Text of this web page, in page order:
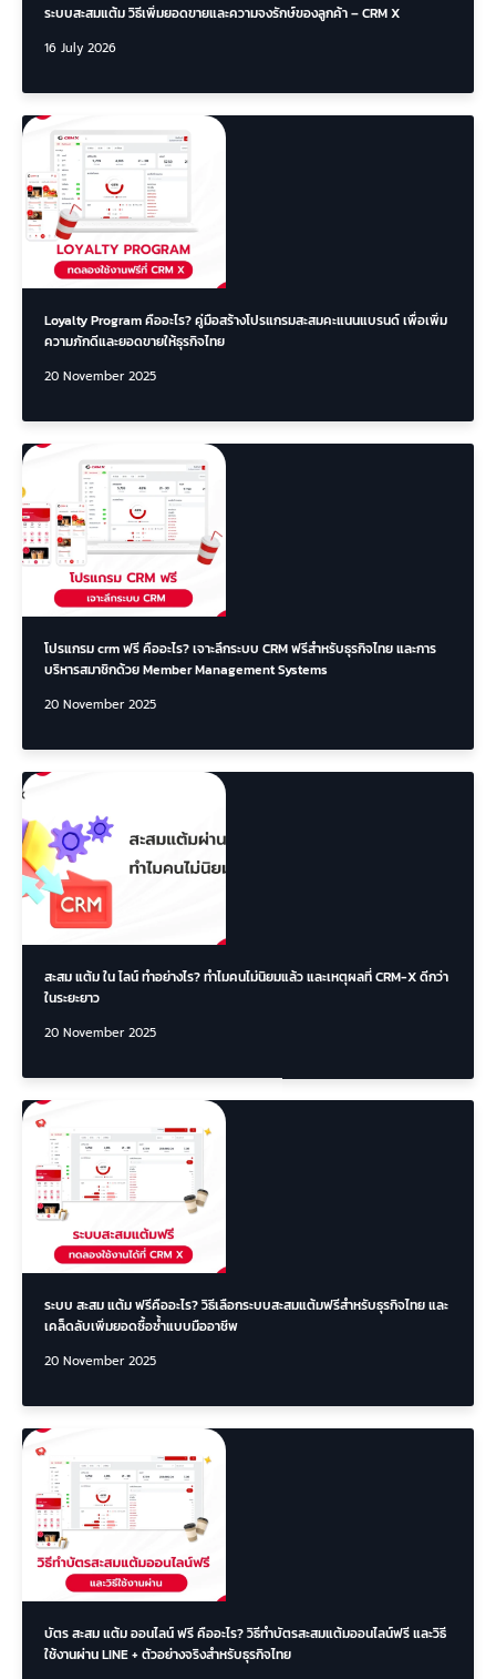
ระบบสะสมแต้ม วิธีเพิ่มยอดขายและความจงรักษ์ของลูกค้า – CRM X
16 July 2026
Loyalty Program คืออะไร? คู่มือสร้างโปรแกรมสะสมคะแนนแบรนด์ เพื่อเพิ่ม
ความภักดีและยอดขายให้ธุรกิจไทย
20 November 2025
โปรแกรม crm ฟรี คืออะไร? เจาะลึกระบบ CRM ฟรีสำหรับธุรกิจไทย และการ
บริหารสมาชิกด้วย Member Management Systems
20 November 2025
สะสม แต้ม ใน ไลน์ ทำอย่างไร? ทำไมคนไม่นิยมแล้ว และเหตุผลที่ CRM-X ดีกว่า
ในระยะยาว
20 November 2025
ระบบ สะสม แต้ม ฟรีคืออะไร? วิธีเลือกระบบสะสมแต้มฟรีสำหรับธุรกิจไทย และ
เคล็ดลับเพิ่มยอดซื้อซ้ำแบบมืออาชีพ
20 November 2025
บัตร สะสม แต้ม ออนไลน์ ฟรี คืออะไร? วิธีทำบัตรสะสมแต้มออนไลน์ฟรี และวิธี
ใช้งานผ่าน LINE + ตัวอย่างจริงสำหรับธุรกิจไทย